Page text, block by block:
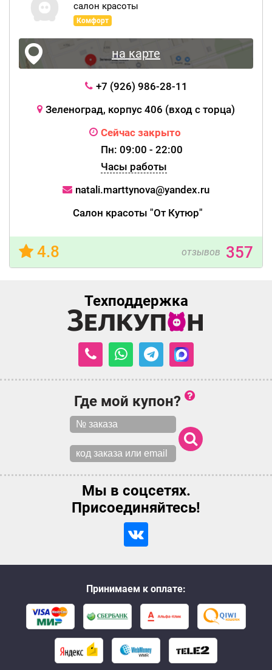
салон красоты
Комфорт
на карте
+7 (926) 986-28-11
Зеленоград, корпус 406 (вход с торца)
Сейчас закрыто
Пн: 09:00 - 22:00
Часы работы
natali.marttynova@yandex.ru
Салон красоты "От Кутюр"
4.8 отзывов 357
Техподдержка
Где мой купон?
Мы в соцсетях.
Присоединяйтесь!
Принимаем к оплате: